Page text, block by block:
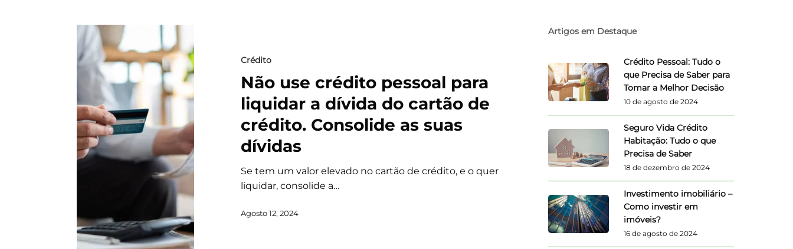
Crédito
Não use crédito pessoal para
liquidar a dívida do cartão de
crédito. Consolide as suas
dívidas
Se tem um valor elevado no cartão de crédito, e o quer
liquidar, consolide a…
Agosto 12, 2024
Artigos em Destaque
Crédito Pessoal: Tudo o
que Precisa de Saber para
Tomar a Melhor Decisão
10 de agosto de 2024
Seguro Vida Crédito
Habitação: Tudo o que
Precisa de Saber
18 de dezembro de 2024
Investimento imobiliário –
Como investir em
imóveis?
16 de agosto de 2024